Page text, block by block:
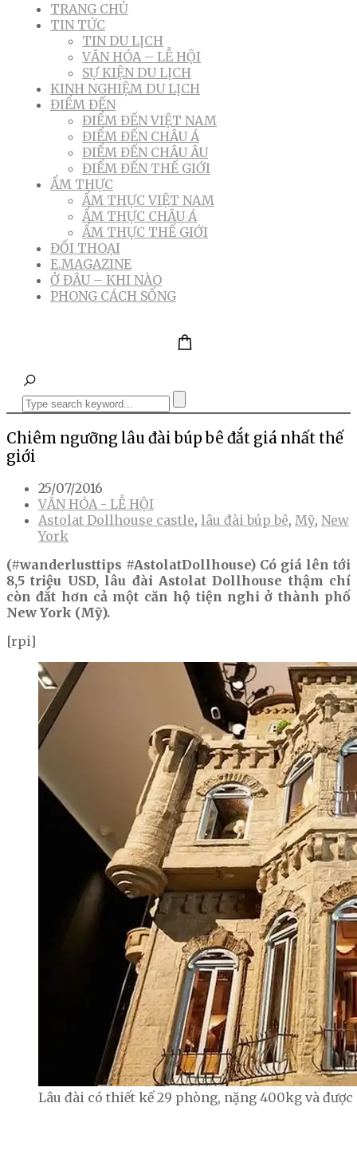
TRANG CHỦ
TIN TỨC
TIN DU LỊCH
VĂN HÓA – LỄ HỘI
SỰ KIỆN DU LỊCH
KINH NGHIỆM DU LỊCH
ĐIỂM ĐẾN
ĐIỂM ĐẾN VIỆT NAM
ĐIỂM ĐẾN CHÂU Á
ĐIỂM ĐẾN CHÂU ÂU
ĐIỂM ĐẾN THẾ GIỚI
ẨM THỰC
ẨM THỰC VIỆT NAM
ẨM THỰC CHÂU Á
ẨM THỰC THẾ GIỚI
ĐỐI THOẠI
E.MAGAZINE
Ở ĐÂU – KHI NÀO
PHONG CÁCH SỐNG
Chiêm ngưỡng lâu đài búp bê đắt giá nhất thế
giới
25/07/2016
VĂN HÓA - LỄ HỘI
Astolat Dollhouse castle, lâu đài búp bê, Mỹ, New
York
(#wanderlusttips #AstolatDollhouse) Có giá lên tới
8,5 triệu USD, lâu đài Astolat Dollhouse thậm chí
còn đắt hơn cả một căn hộ tiện nghi ở thành phố
New York (Mỹ).
[rpi]
Lâu đài có thiết kế 29 phòng, nặng 400kg và